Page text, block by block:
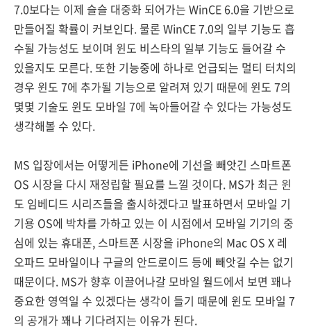
7.0보다는 이제 슬슬 대중화 되어가는 WinCE 6.0을 기반으로
만들어질 확률이 커보인다. 물론 WinCE 7.0의 일부 기능도 흡
수될 가능성도 보이며 윈도 비스타의 일부 기능도 들어갈 수
있을지도 모른다. 또한 기능중에 하나로 언급되는 멀티 터치의
경우 윈도 7에 추가될 기능으로 알려져 있기 때문에 윈도 7의
몇몇 기술도 윈도 모바일 7에 녹아들어갈 수 있다는 가능성도
생각해볼 수 있다.
MS 입장에서는 어떻게든 iPhone에 기선을 빼앗긴 스마트폰
OS 시장을 다시 재정립할 필요를 느낄 것이다. MS가 최근 윈
도 임베디드 시리즈들을 출시하겠다고 발표하면서 모바일 기
기용 OS에 박차를 가하고 있는 이 시점에서 모바일 기기의 중
심에 있는 휴대폰, 스마트폰 시장을 iPhone의 Mac OS X 레
오파드 모바일이나 구글의 안드로이드 등에 빼앗길 수는 없기
때문이다. MS가 향후 이끌어나갈 모바일 월드에서 보면 꽤나
중요한 영역일 수 있겠다는 생각이 들기 때문에 윈도 모바일 7
의 공개가 꽤나 기다려지는 이유가 된다.